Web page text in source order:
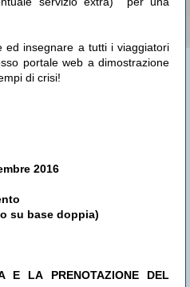
ed insegnare a tutti i viaggiatori
portale web a dimostrazione
di crisi!
2016
su base doppia)
E LA PRENOTAZIONE DEL